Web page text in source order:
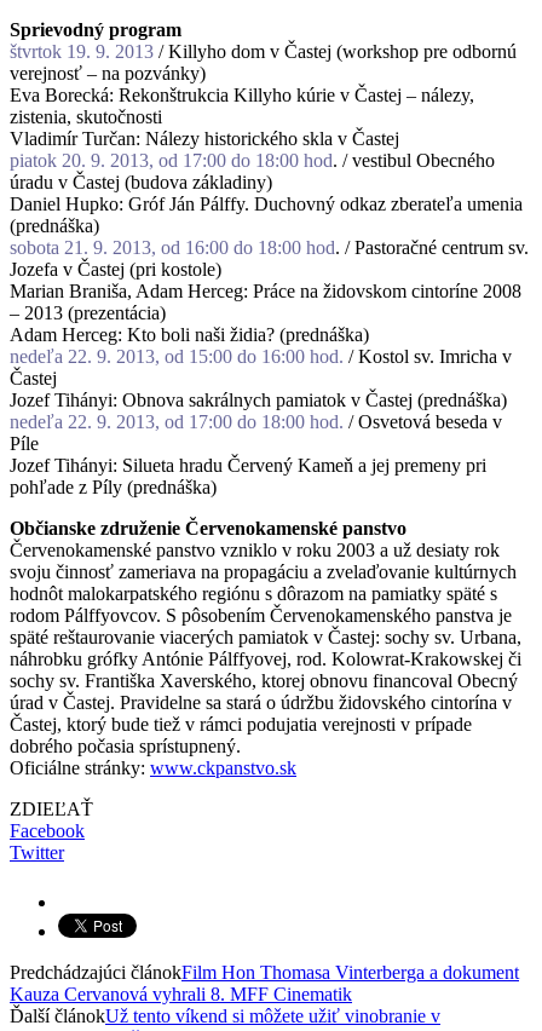
Sprievodný program
štvrtok 19. 9. 2013 / Killyho dom v Častej (workshop pre odbornú
verejnosť – na pozvánky)
Eva Borecká: Rekonštrukcia Killyho kúrie v Častej – nálezy,
zistenia, skutočnosti
Vladimír Turčan: Nálezy historického skla v Častej
piatok 20. 9. 2013, od 17:00 do 18:00 hod. / vestibul Obecného
úradu v Častej (budova základiny)
Daniel Hupko: Gróf Ján Pálffy. Duchovný odkaz zberateľa umenia
(prednáška)
sobota 21. 9. 2013, od 16:00 do 18:00 hod. / Pastoračné centrum sv.
Jozefa v Častej (pri kostole)
Marian Braniša, Adam Herceg: Práce na židovskom cintoríne 2008
– 2013 (prezentácia)
Adam Herceg: Kto boli naši židia? (prednáška)
nedeľa 22. 9. 2013, od 15:00 do 16:00 hod. / Kostol sv. Imricha v
Častej
Jozef Tihányi: Obnova sakrálnych pamiatok v Častej (prednáška)
nedeľa 22. 9. 2013, od 17:00 do 18:00 hod. / Osvetová beseda v
Píle
Jozef Tihányi: Silueta hradu Červený Kameň a jej premeny pri
pohľade z Píly (prednáška)
Občianske združenie Červenokamenské panstvo
Červenokamenské panstvo vzniklo v roku 2003 a už desiaty rok
svoju činnosť zameriava na propagáciu a zvelaďovanie kultúrnych
hodnôt malokarpatského regiónu s dôrazom na pamiatky späté s
rodom Pálffyovcov. S pôsobením Červenokamenského panstva je
späté reštaurovanie viacerých pamiatok v Častej: sochy sv. Urbana,
náhrobku grófky Antónie Pálffyovej, rod. Kolowrat-Krakowskej či
sochy sv. Františka Xaverského, ktorej obnovu financoval Obecný
úrad v Častej. Pravidelne sa stará o údržbu židovského cintorína v
Častej, ktorý bude tiež v rámci podujatia verejnosti v prípade
dobrého počasia sprístupnený.
Oficiálne stránky: www.ckpanstvo.sk
ZDIEĽAŤ
Facebook
Twitter
Predchádzajúci článokFilm Hon Thomasa Vinterberga a dokument
Kauza Cervanová vyhrali 8. MFF Cinematik
Ďalší článokUž tento víkend si môžete užiť vinobranie v